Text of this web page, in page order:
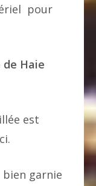
pour
de Haie
est
bien garnie